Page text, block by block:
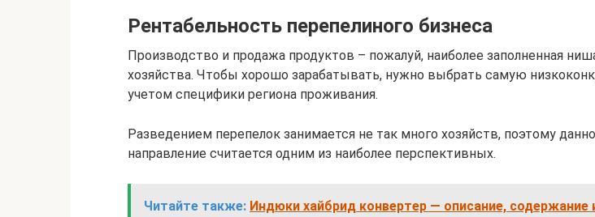
Рентабельность перепелиного бизнеса
Производство и продажа продуктов – пожалуй, наиболее заполненная
хозяйства. Чтобы хорошо зарабатывать, нужно выбрать самую
учетом специфики региона проживания.
Разведением перепелок занимается не так много хозяйств, поэтому
направление считается одним из наиболее перспективных.
Читайте также: Индюки хайбрид конвертер — описание, содержание